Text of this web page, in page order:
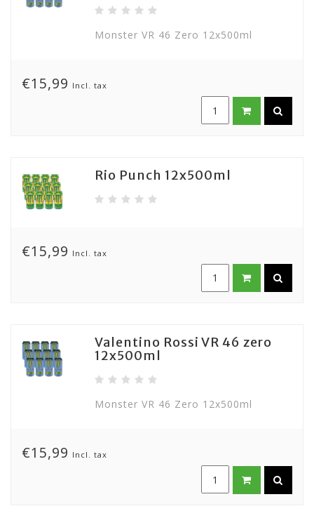
Monster VR 46 Zero 12x500ml
€15,99 Incl. tax
Rio Punch 12x500ml
€15,99 Incl. tax
Valentino Rossi VR 46 zero
12x500ml
Monster VR 46 Zero 12x500ml
€15,99 Incl. tax